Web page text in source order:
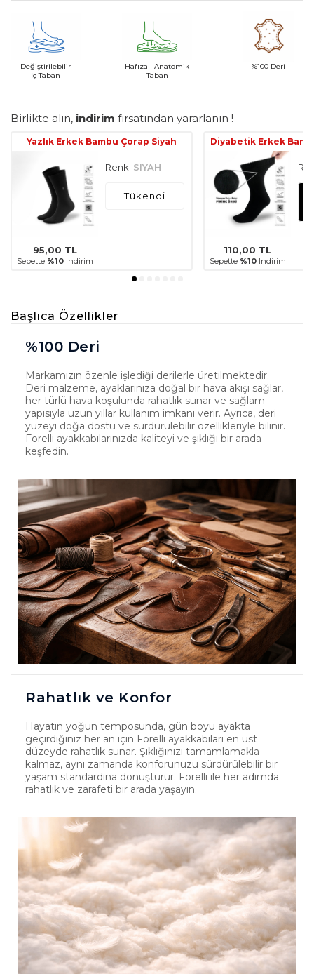
Değiştirilebilir
İç Taban
Hafızalı Anatomik
Taban
%100 Deri
Birlikte alın, indirim fırsatından yararlanın !
Yazlık Erkek Bambu Çorap Siyah
95,00 TL
Sepette %10Indirim
Renk: SIYAH
Tükendi
Diyabetik Erkek
110,00 TL
Sepette %10Indirim
Başlıca Özellikler
%100 Deri
Markamızın özenle işlediği derilerle üretilmektedir.
Deri malzeme, ayaklarınıza doğal bir hava akışı sağlar,
her türlü hava koşulunda rahatlık sunar ve sağlam
yapısıyla uzun yıllar kullanım imkanı verir. Ayrıca, deri
yüzeyi doğa dostu ve sürdürülebilir özellikleriyle bilinir.
Forelli ayakkabılarınızda kaliteyi ve şıklığı bir arada
keşfedin.
Rahatlık ve Konfor
Hayatın yoğun temposunda, gün boyu ayakta
geçirdiğiniz her an için Forelli ayakkabıları en üst
düzeyde rahatlık sunar. Şıklığınızı tamamlamakla
kalmaz, aynı zamanda konforunuzu sürdürülebilir bir
yaşam standardına dönüştürür. Forelli ile her adımda
rahatlık ve zarafeti bir arada yaşayın.